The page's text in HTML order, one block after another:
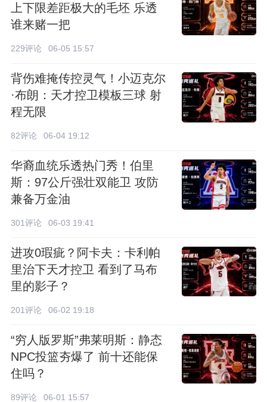
上下限差距极大的毛坯 乐透
谁来赌一把
229评论 06-05 15:57
背伤难掩传控灵气！小迈克尔
·布朗：天才控卫模板三球 射
程无限
82评论 06-04 19:12
华裔血统乐透热门秀！伯里
斯：97公斤强壮双能卫 攻防
兼备万金油
301评论 06-03 19:41
进攻0瑕疵？阿卡夫：卡利帕
里治下天才控卫 看到了马布
里的影子？
201评论 06-02 19:18
“穷人版罗斯”弗莱明斯：静态
NPC投篮夯爆了 前十还能保
住吗？
89评论 06-01 15:57